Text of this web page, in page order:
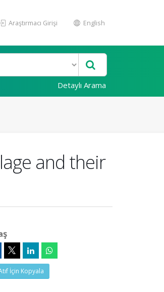
Araştırmacı Girişi English
Detaylı Arama
and their
İçin Kopyala